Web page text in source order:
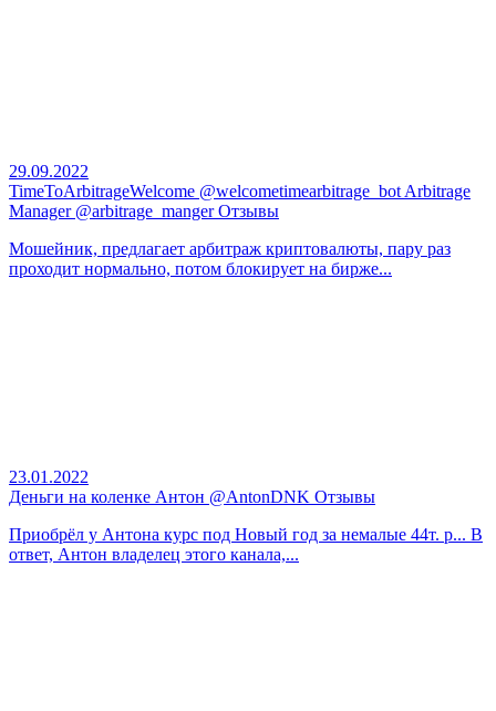
29.09.2022
TimeToArbitrageWelcome @welcometimearbitrage_bot Arbitrage
Manager @arbitrage_manger Отзывы
Мошейник, предлагает арбитраж криптовалюты, пару раз
проходит нормально, потом блокирует на бирже...
23.01.2022
Деньги на коленке Антон @AntonDNK Отзывы
Приобрёл у Антона курс под Новый год за немалые 44т. р... В
ответ, Антон владелец этого канала,...